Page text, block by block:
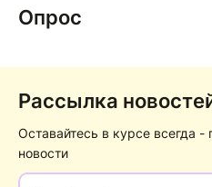
Опрос
Рассылка
Оставайтесь в курсе всегда
новости